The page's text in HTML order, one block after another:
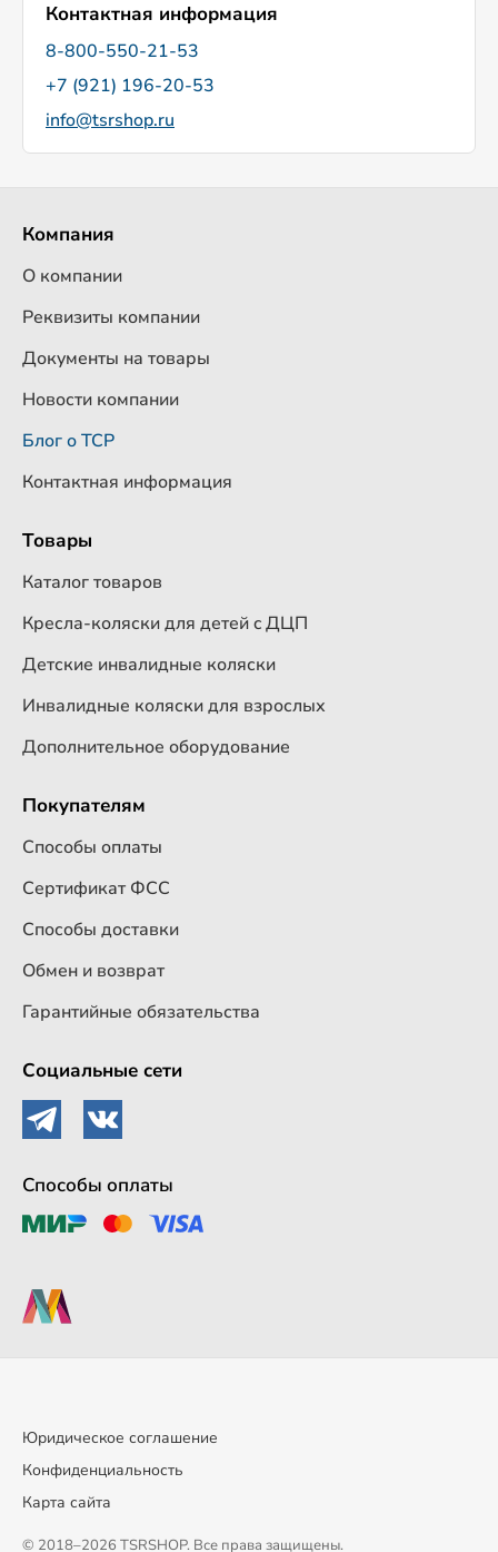
Контактная информация
8-800-550-21-53
+7 (921) 196-20-53
info@tsrshop.ru
Компания
О компании
Реквизиты компании
Документы на товары
Новости компании
Блог о ТСР
Контактная информация
Товары
Каталог товаров
Кресла-коляски для детей c ДЦП
Детские инвалидные коляски
Инвалидные коляски для взрослых
Дополнительное оборудование
Покупателям
Способы оплаты
Сертификат ФСС
Способы доставки
Обмен и возврат
Гарантийные обязательства
Социальные сети
Способы оплаты
Юридическое соглашение
Конфиденциальность
Карта сайта
© 2018–2026 TSRSHOP. Все права защищены.